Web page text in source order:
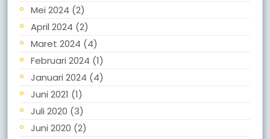
Mei 2024 (2)
April 2024 (2)
Maret 2024 (4)
Februari 2024 (1)
Januari 2024 (4)
Juni 2021 (1)
Juli 2020 (3)
Juni 2020 (2)